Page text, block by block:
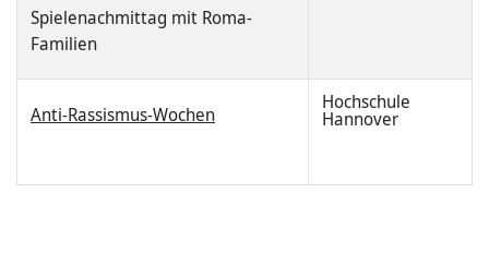
Spielenachmittag mit Roma-
Familien
Anti-Rassismus-Wochen
Hochschule
Hannover